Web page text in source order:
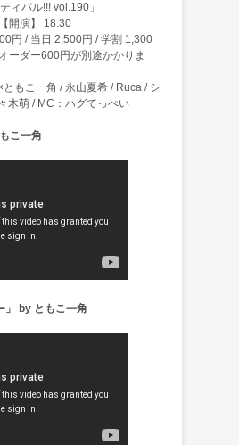
ィバル!!! vol.190」
開演】 18:30
円 / 当日 2,500円 / 学割 1,300
ーダー600円が別途かかりま
ともこ一角 / 永山夏希 / Ruca / シ
木萌 / MC：ハグてっぺい
こ一角
」 by ともこ一角